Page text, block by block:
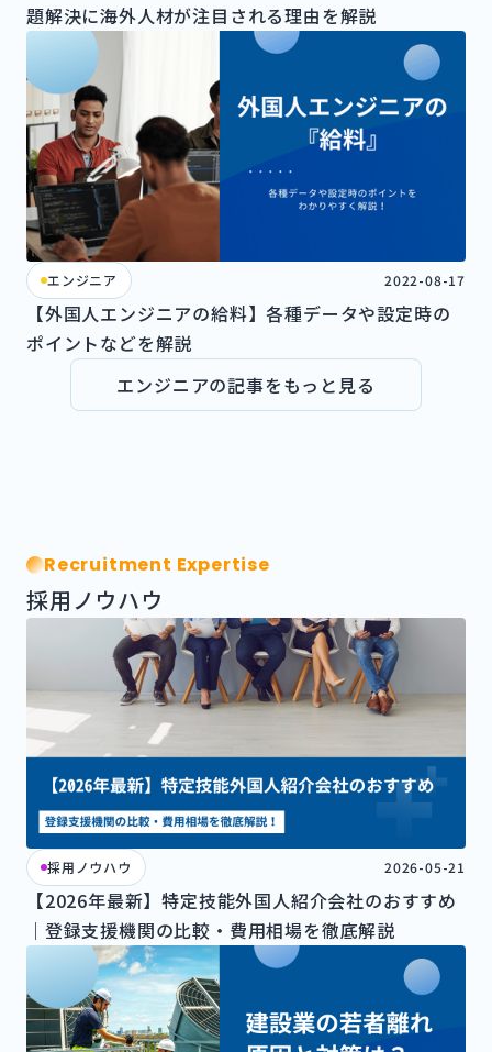
題解決に海外人材が注目される理由を解説
エンジニア 2022-08-17
【外国人エンジニアの給料】各種データや設定時の
ポイントなどを解説
エンジニアの記事をもっと見る
Recruitment Expertise
採用ノウハウ
採用ノウハウ 2026-05-21
【2026年最新】特定技能外国人紹介会社のおすすめ
｜登録支援機関の比較・費用相場を徹底解説